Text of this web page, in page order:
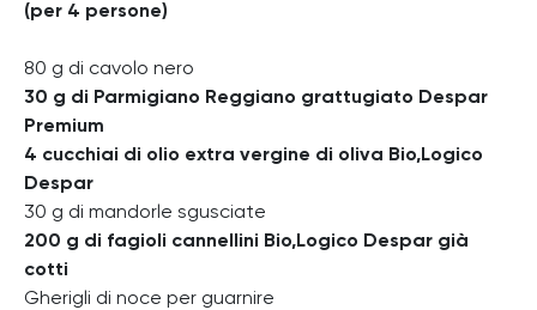
(per 4 persone)
80 g di cavolo nero
30 g di Parmigiano Reggiano grattugiato Despar
Premium
4 cucchiai di olio extra vergine di oliva Bio,Logico
Despar
30 g di mandorle sgusciate
200 g di fagioli cannellini Bio,Logico Despar già
cotti
Gherigli di noce per guarnire